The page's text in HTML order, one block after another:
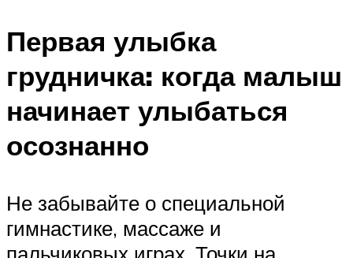
Первая улыбка
грудничка: когда малыш
начинает улыбаться
осознанно
Не забывайте о специальной
гимнастике, массаже и